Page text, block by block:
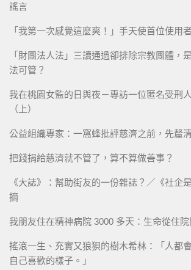
謠言
「我第一次感覺這麼爽！」手天使首位使用
「財團法人法」三讀通過卻排除宗教團體，
法可管？
我在桃園女監的日與夜－專訪一位匿名受刑
（上）
公益組織專家：一窩蜂批評慈濟之前，先釐
把錢捐給慈濟就不管了，算不算做善事？
《大誌》：幫助街友的一份雜誌？／《社企
摘
我朋友住在精神病院 3000 多天：生命從住
搖滾一生、充實又狼狽的樹木希林：「人都
自己喜歡的樣子。」